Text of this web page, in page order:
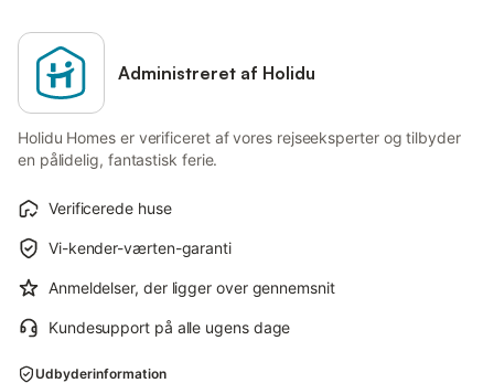
Administreret af Holidu
Holidu Homes er verificeret af vores rejseeksperter og tilbyder
en pålidelig, fantastisk ferie.
Verificerede huse
Vi-kender-værten-garanti
Anmeldelser, der ligger over gennemsnit
Kundesupport på alle ugens dage
Udbyderinformation